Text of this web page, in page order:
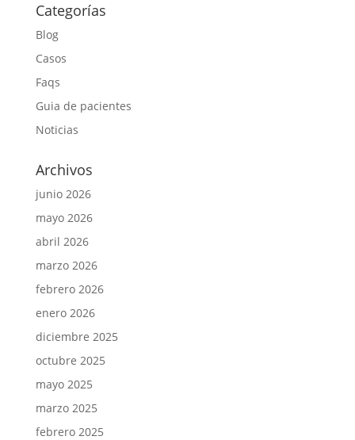
Categorías
Blog
Casos
Faqs
Guia de pacientes
Noticias
Archivos
junio 2026
mayo 2026
abril 2026
marzo 2026
febrero 2026
enero 2026
diciembre 2025
octubre 2025
mayo 2025
marzo 2025
febrero 2025